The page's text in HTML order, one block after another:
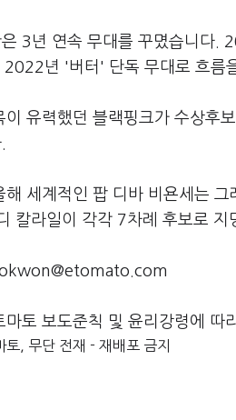
3년 연속 무대를 꾸몄습니다.
년 '버터' 단독 무대로 흐름
이 유력했던 블랙핑크가 수상후
해 세계적인 팝 디바 비욘세는
칼라일이 각각 7차례 후보로 지
마토 보도준칙 및 윤리강령에 따
, 무단 전재 - 재배포 금지